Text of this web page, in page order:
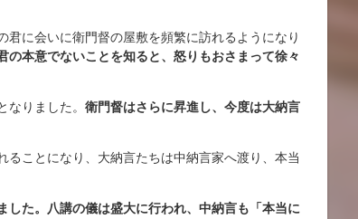
に会いに衛門督の屋敷を頻繁に訪れるようになり
本意でないことを知ると、怒りもおさまって徐々
りました。 衛門督はさらに昇進し、今度は大納言
ことになり、大納言たちは中納言家へ渡り、本当
た。八講の儀は盛大に行われ、中納言も「本当に